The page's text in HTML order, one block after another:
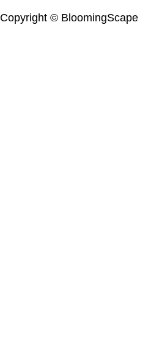
Copyright © BloomingScape